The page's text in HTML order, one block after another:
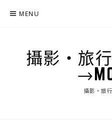
MENU
攝影‧旅
攝影‧旅